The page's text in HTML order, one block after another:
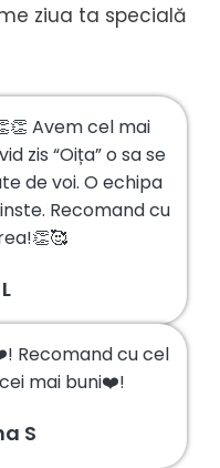
ziua ta specială
Avem cel mai
zis “Oița” o sa se
de voi. O echipa
Recomand cu
Recomand cu cel
mai buni❤️!
S